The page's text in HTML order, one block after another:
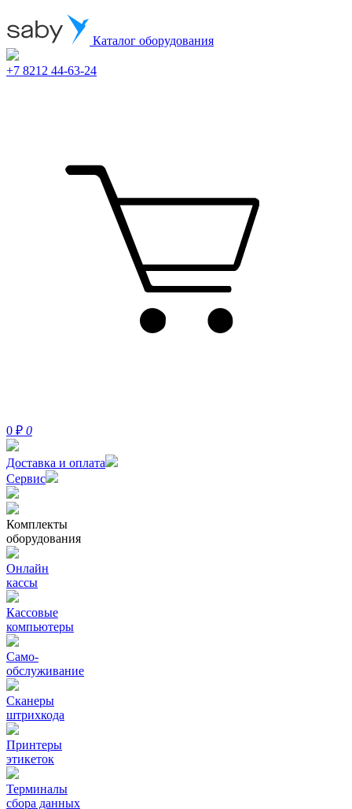
Каталог оборудования
+7 8212 44-63-24
0 ₽ 0
Доставка и оплата
Сервис
Комплекты
оборудования
Онлайн
кассы
Кассовые
компьютеры
Само-
обслуживание
Сканеры
штрихкода
Принтеры
этикеток
Терминалы
сбора данных